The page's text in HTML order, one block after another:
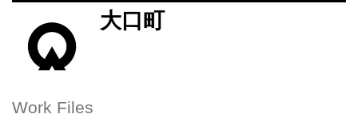
大口町
Work Files